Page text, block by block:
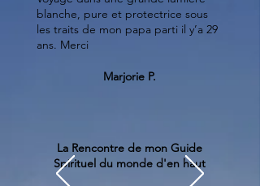
blanche, pure et protectrice sous
les traits de mon papa parti il y’a 29
ans. Merci
Marjorie P.
La Rencontre de mon Guide
Spirituel du monde d'en haut